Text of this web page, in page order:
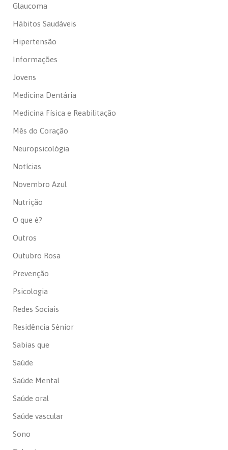
Glaucoma
Hábitos Saudáveis
Hipertensão
Informações
Jovens
Medicina Dentária
Medicina Física e Reabilitação
Mês do Coração
Neuropsicológia
Notícias
Novembro Azul
Nutrição
O que é?
Outros
Outubro Rosa
Prevenção
Psicologia
Redes Sociais
Residência Sénior
Sabias que
Saúde
Saúde Mental
Saúde oral
Saúde vascular
Sono